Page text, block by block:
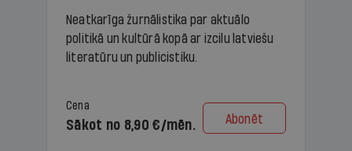
Neatkarīga žurnālistika par aktuālo
politikā un kultūrā kopā ar izcilu latviešu
literatūru un publicistiku.
Cena
Sākot no 8,90 €/mēn. Abonēt